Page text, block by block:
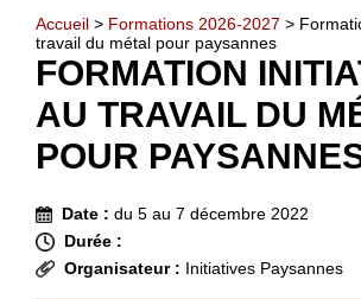
Accueil > Formations 2026-2027 >
travail du métal pour paysannes
FORMATION
AU TRAVAIL DU
POUR
Date : du 5 au 7 décembre 2022
Durée :
Organisateur : Initiatives Paysannes